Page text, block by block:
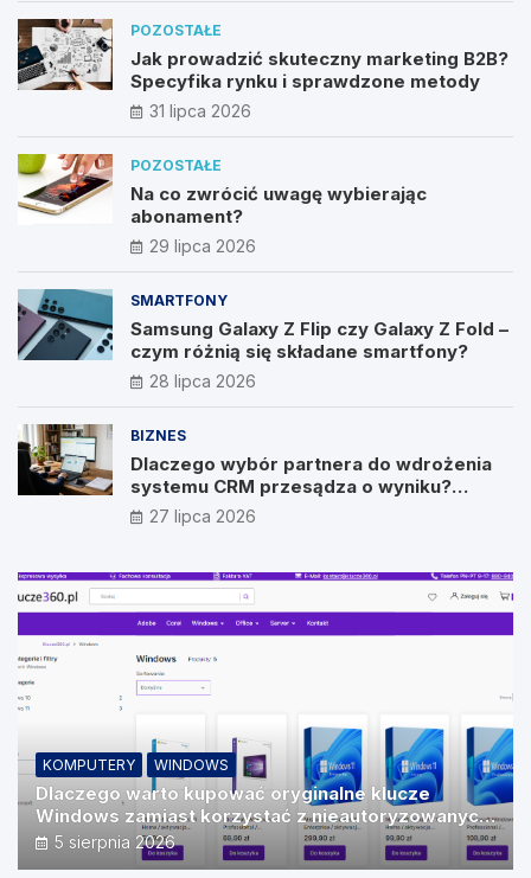
POZOSTAŁE
Jak prowadzić skuteczny marketing B2B?
Specyfika rynku i sprawdzone metody
31 lipca 2026
POZOSTAŁE
Na co zwrócić uwagę wybierając
abonament?
29 lipca 2026
SMARTFONY
Samsung Galaxy Z Flip czy Galaxy Z Fold –
czym różnią się składane smartfony?
28 lipca 2026
BIZNES
Dlaczego wybór partnera do wdrożenia
systemu CRM przesądza o wyniku?
Wywiad z Pawłem Prymakowskim, CEO IT
Vision
27 lipca 2026
KOMPUTERY WINDOWS
Dlaczego warto kupować oryginalne klucze
Windows zamiast korzystać z nieautoryzowanych
źródeł?
5 sierpnia 2026